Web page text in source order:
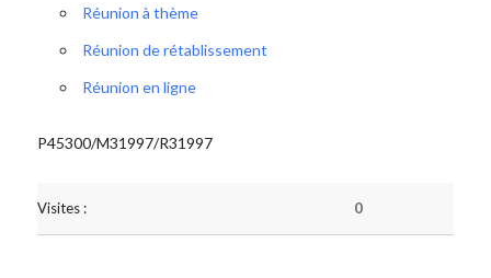
Réunion à thème
Réunion de rétablissement
Réunion en ligne
P45300/M31997/R31997
Visites : 0